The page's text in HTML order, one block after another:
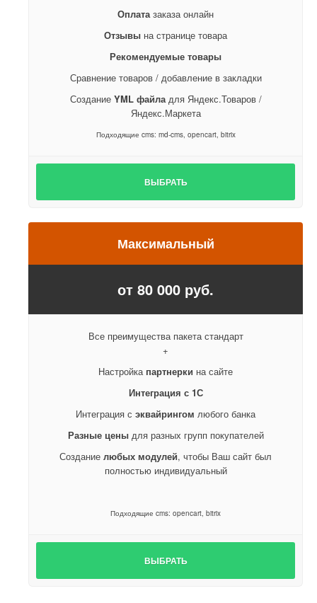
Оплатазаказа онлайн
Отзывы на странице товара
Рекомендуемые товары
Сравнение товаров / добавление в закладки
Создание YML файладля Яндекс.Товаров /
Яндекс.Маркета
Подходящие cms: md-cms, opencart, bitrix
ВЫБРАТЬ
Максимальный
от 80 000 руб.
Все преимущества пакета стандарт
+
Настройка партнерки на сайте
Интеграция с 1С
Интеграция с эквайрингом любого банка
Разные ценыдля разных групп покупателей
Создание любых модулей, чтобы Ваш сайт был
полностью индивидуальный
Подходящие cms: opencart, bitrix
ВЫБРАТЬ